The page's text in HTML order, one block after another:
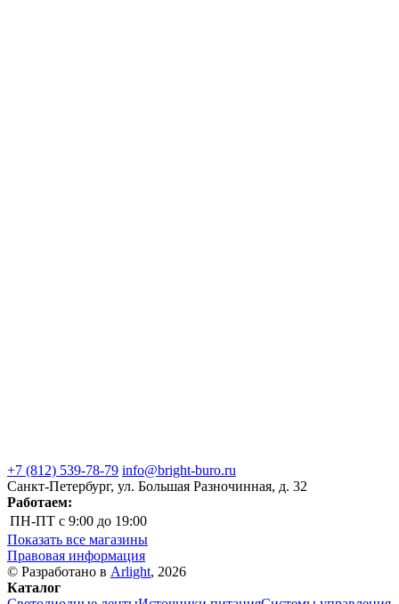
+7 (812) 539-78-79 info@bright-buro.ru
Санкт-Петербург, ул. Большая Разночинная, д. 32
Работаем:
ПН-ПТ с 9:00 до 19:00
Показать все магазины
Правовая информация
© Разработано в Arlight, 2026
Каталог